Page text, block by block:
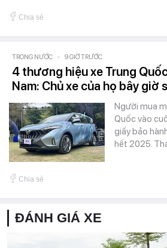
Chia sẻ
TRONG NƯỚC - 9 GIỜ TRƯỚC
4 thương hiệu xe Trung
Nam: Chủ xe của họ bây giờ
Người mua
Quốc vào
giấy bảo
hết 2025.
Chia sẻ
ĐÁNH GIÁ XE